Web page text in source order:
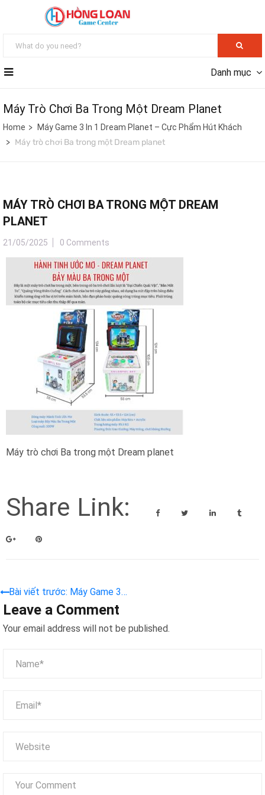
Danh mục
Máy Trò Chơi Ba Trong Một Dream Planet
Home Máy Game 3 In 1 Dream Planet – Cực Phẩm Hút Khách
Máy trò chơi Ba trong một Dream planet
MÁY TRÒ CHƠI BA TRONG MỘT DREAM
PLANET
21/05/2025 0 Comments
Máy trò chơi Ba trong một Dream planet
Share Link:
Bài viết trước: Máy Game 3
In 1 Dream Planet – Cực
Phẩm Hút Khách
Leave a Comment
Your email address will not be published.